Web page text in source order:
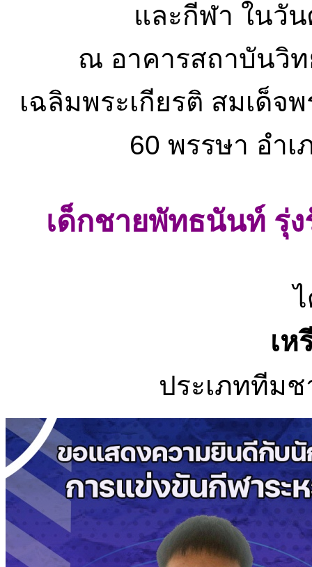
และกีฬา ในวั
ณ อาคารสถาบันวิ
เฉลิมพระเกียรติ สมเด็จ
60 พรรษา อำ
เด็กชายพัทธนันท์ รุ่
เห
ประเภททีม